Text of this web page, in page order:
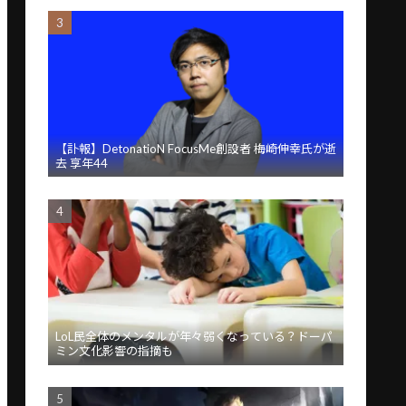
【訃報】DetonatioN FocusMe創設者 梅崎伸幸氏が逝
去 享年44
LoL民全体のメンタルが年々弱くなっている？ドーパ
ミン文化影響の指摘も